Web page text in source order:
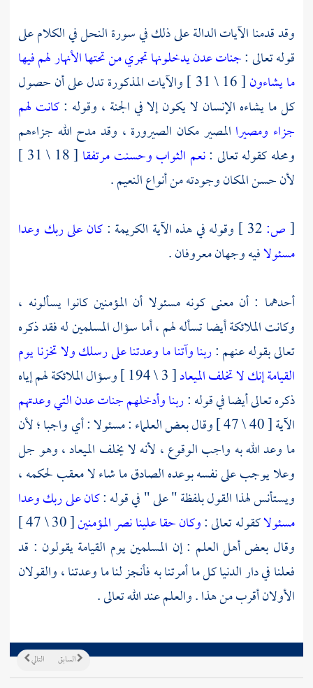
وقد قدمنا الآيات الدالة على ذلك في سورة النحل في الكلام على
قوله تعالى :جنات عدن يدخلونها تجري من تحتها الأنهار لهم فيها
ما يشاءون
[ 16 \ 31 ] والآيات المذكورة تدل على أن حصول
كل ما يشاءه الإنسان لا يكون إلا في الجنة ، وقوله :كانت لهم
جزاء ومصيرا المصير مكان الصيرورة ، وقد مدح الله جزاءهم
ومحله كقوله تعالى :نعم الثواب وحسنت مرتفقا
[ 18 \ 31 ]
لأن حسن المكان وجودته من أنواع النعيم .
[ص: وقوله في هذه الآية الكريمة :كان على ربك وعدا
مسئولافيه وجهان معروفان .
أحدهما : أن معنى كونه مسئولا أن المؤمنين كانوا يسألونه ،
وكانت الملائكة أيضا تسأله لهم ، أما سؤال المسلمين له فقد ذكره
تعالى بقوله عنهم :ربنا وآتنا ما وعدتنا على رسلك ولا تخزنا يوم
القيامة إنك لا تخلف الميعاد
[ 3 \ 194 ] وسؤال الملائكة لهم إياه
ذكره تعالى أيضا في قوله :ربنا وأدخلهم جنات عدن التي وعدتهم
الآية [ 40 \ 47 ] وقال بعض العلماء : مسئولا : أي واجبا ؛ لأن
ما وعد الله به واجب الوقوع ، لأنه لا يخلف الميعاد ، وهو جل
وعلا يوجب على نفسه بوعده الصادق ما شاء لا معقب لحكمه ،
ويستأنس لهذا القول بلفظة " على " في قوله :كان على ربك وعدا
مسئولاكقوله تعالى :وكان حقا علينا نصر المؤمنين
[ 30 \ 47 ]
وقال بعض أهل العلم : إن المسلمين يوم القيامة يقولون : قد
فعلنا في دار الدنيا كل ما أمرتنا به فأنجز لنا ما وعدتنا ، والقولان
الأولان أقرب من هذا . والعلم عند الله تعالى .
التالي السابق